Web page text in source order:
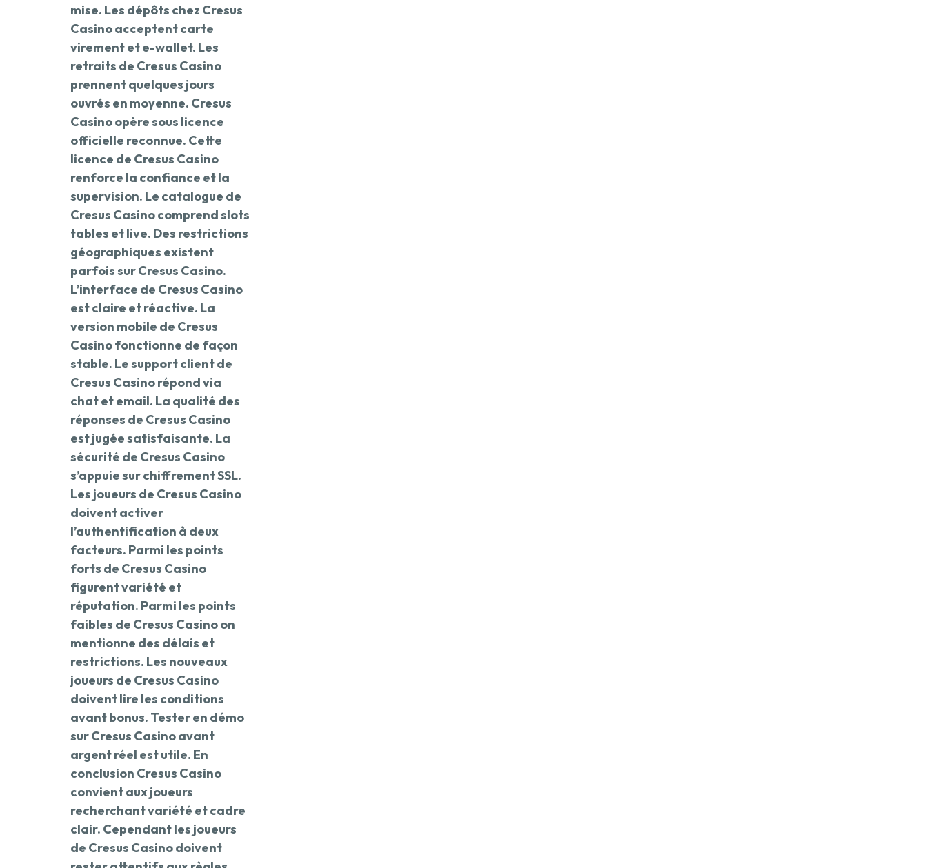
mise. Les dépôts chez Cresus
Casino acceptent carte
virement et e-wallet. Les
retraits de Cresus Casino
prennent quelques jours
ouvrés en moyenne. Cresus
Casino opère sous licence
officielle reconnue. Cette
licence de Cresus Casino
renforce la confiance et la
supervision. Le catalogue de
Cresus Casino comprend slots
tables et live. Des restrictions
géographiques existent
parfois sur Cresus Casino.
L’interface de Cresus Casino
est claire et réactive. La
version mobile de Cresus
Casino fonctionne de façon
stable. Le support client de
Cresus Casino répond via
chat et email. La qualité des
réponses de Cresus Casino
est jugée satisfaisante. La
sécurité de Cresus Casino
s’appuie sur chiffrement SSL.
Les joueurs de Cresus Casino
doivent activer
l’authentification à deux
facteurs. Parmi les points
forts de Cresus Casino
figurent variété et
réputation. Parmi les points
faibles de Cresus Casino on
mentionne des délais et
restrictions. Les nouveaux
joueurs de Cresus Casino
doivent lire les conditions
avant bonus. Tester en démo
sur Cresus Casino avant
argent réel est utile. En
conclusion Cresus Casino
convient aux joueurs
recherchant variété et cadre
clair. Cependant les joueurs
de Cresus Casino doivent